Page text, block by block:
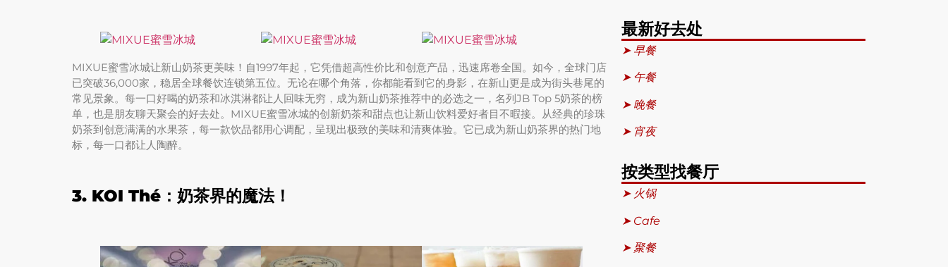
MIXUE蜜雪冰城让新山奶茶更美味！自1997年起，它凭借超高性价比和创意产品，迅速席卷全国。如今，全球门店
已突破36,000家，稳居全球餐饮连锁第五位。无论在哪个角落，你都能看到它的身影，在新山更是成为街头巷尾的
常见景象。每一口好喝的奶茶和冰淇淋都让人回味无穷，成为新山奶茶推荐中的必选之一，名列JB Top 5奶茶的榜
单，也是朋友聊天聚会的好去处。MIXUE蜜雪冰城的创新奶茶和甜点也让新山饮料爱好者目不暇接。从经典的珍珠
奶茶到创意满满的水果茶，每一款饮品都用心调配，呈现出极致的美味和清爽体验。它已成为新山奶茶界的热门地
标，每一口都让人陶醉。
3. KOI Thé：奶茶界的魔法！
最新好去处
➤ 早餐
➤ 午餐
➤ 晚餐
➤ 宵夜
按类型找餐厅
➤ 火锅
➤ Cafe
➤ 聚餐